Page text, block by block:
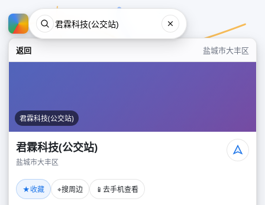
返回 盐城市大丰区
君霖科技(公交站)
君霖科技(公交站)
盐城市大丰区
★收藏 ⌖搜周边 📱 去手机查看